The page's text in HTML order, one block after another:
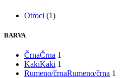
Otroci (1)
BARVA
ČrnaČrna 1
KakiKaki 1
Rumeno/črnaRumeno/črna 1